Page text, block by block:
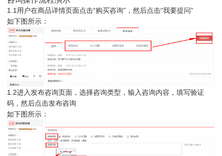
1.1用户在商品详情页面点击“购买咨询”，然后点击“我要提问”
如下图所示：
1.2进入发布咨询页面，选择咨询类型，输入咨询内容，填写验证
码，然后点击发布咨询
如下图所示：